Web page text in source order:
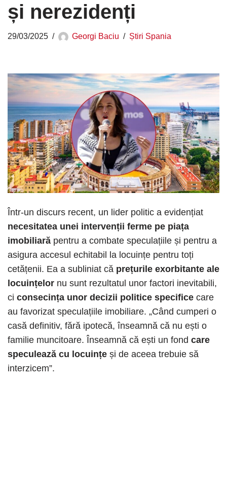
și nerezidenți
29/03/2025 Georgi Baciu Știri Spania
​Într-un discurs recent, un lider politic a evidențiat
necesitatea unei intervenții ferme pe piața
imobiliară pentru a combate speculațiile și pentru a
asigura accesul echitabil la locuințe pentru toți
cetățenii. Ea a subliniat că prețurile exorbitante ale
locuințelor nu sunt rezultatul unor factori inevitabili,
ci consecința unor decizii politice specifice care
au favorizat speculațiile imobiliare.​ „Când cumperi o
casă definitiv, fără ipotecă, înseamnă că nu ești o
familie muncitoare. Înseamnă că ești un fond care
speculează cu locuințe și de aceea trebuie să
interzicem”.